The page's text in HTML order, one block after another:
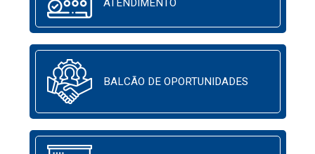
ATENDIMENTO
BALCÃO DE OPORTUNIDADES